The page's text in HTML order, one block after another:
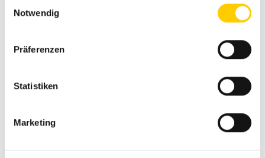
Notwendig
Präferenzen
Statistiken
Marketing